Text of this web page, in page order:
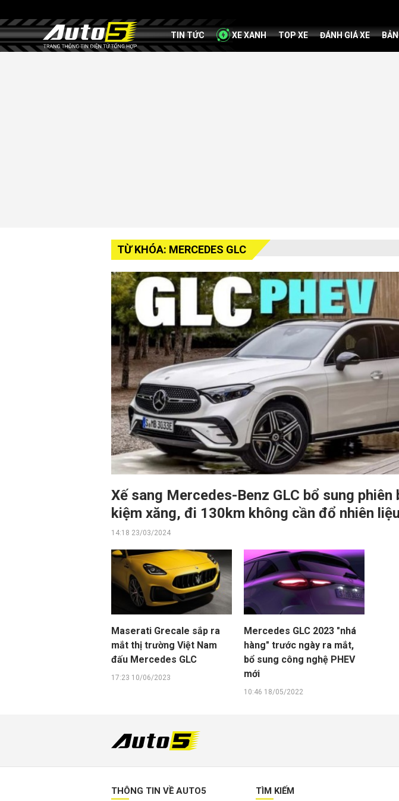
TIN TỨC XE XANH TOP XE ĐÁNH GIÁ XE
TỪ KHÓA: MERCEDES GLC
Xế sang Mercedes-Benz GLC bổ sung phiên
kiệm xăng, đi 130km không cần đổ nhiên liệu
14:18 23/03/2024
Maserati Grecale sắp ra
mắt thị trường Việt Nam
đấu Mercedes GLC
17:23 10/06/2023
Mercedes GLC 2023 "nhá
hàng" trước ngày ra mắt,
bổ sung công nghệ PHEV
mới
10:46 18/05/2022
THÔNG TIN VỀ AUTO5 TÌM KIẾM